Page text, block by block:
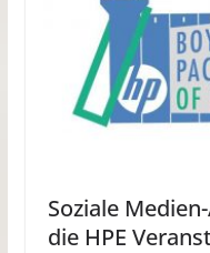
Soziale
die HPE